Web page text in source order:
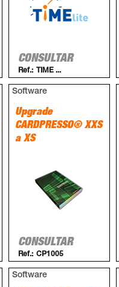
CONSULTAR
Ref.: TIME ...
Software
Upgrade
CARDPRESSO® XXS
a XS
CONSULTAR
Ref.: CP1005
Software